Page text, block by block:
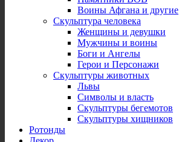
Воины Афгана и другие
Скульптура человека
Женщины и девушки
Мужчины и воины
Боги и Ангелы
Герои и Персонажи
Скульптуры животных
Львы
Символы и власть
Скульптуры бегемотов
Скульптуры хищников
Ротонды